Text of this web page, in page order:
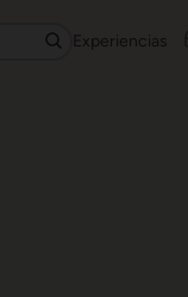
Experiencias